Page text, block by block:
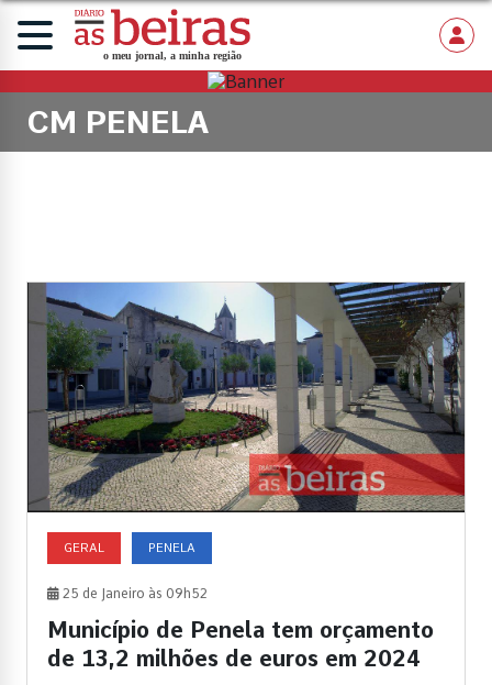
CM PENELA
GERAL PENELA
25 de Janeiro às 09h52
Município de Penela tem orçamento
de 13,2 milhões de euros em 2024